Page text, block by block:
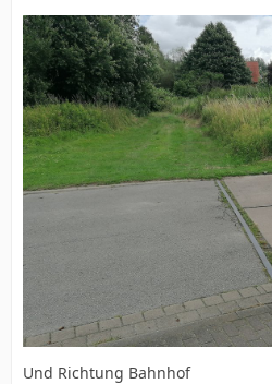
Und Richtung Bahnhof